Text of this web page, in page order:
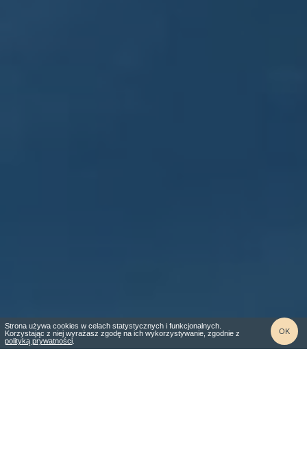
Strona używa cookies w celach statystycznych i funkcjonalnych.
Korzystając z niej wyrażasz zgodę na ich wykorzystywanie, zgodnie z
polityką prywatności.
OK